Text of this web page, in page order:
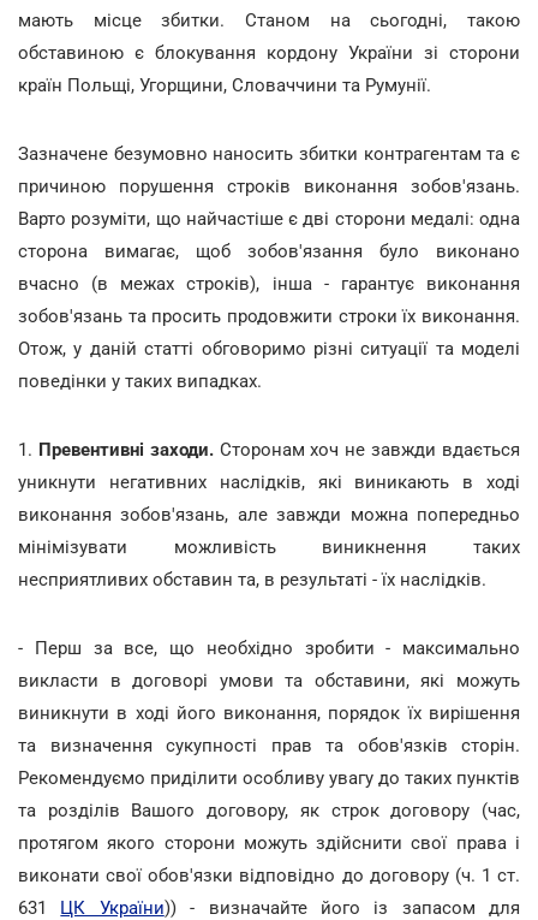
мають місце збитки. Станом на сьогодні, такою
обставиною є блокування кордону України зі сторони
країн Польщі, Угорщини, Словаччини та Румунії.
Зазначене безумовно наносить збитки контрагентам та є
причиною порушення строків виконання зобов'язань.
Варто розуміти, що найчастіше є дві сторони медалі: одна
сторона вимагає, щоб зобов'язання було виконано
вчасно (в межах строків), інша - гарантує виконання
зобов'язань та просить продовжити строки їх виконання.
Отож, у даній статті обговоримо різні ситуації та моделі
поведінки у таких випадках.
1. Превентивні заходи.Сторонам хоч не завжди вдається
уникнути негативних наслідків, які виникають в ході
виконання зобов'язань, але завжди можна попередньо
мінімізувати можливість виникнення таких
несприятливих обставин та, в результаті - їх наслідків.
- Перш за все, що необхідно зробити - максимально
викласти в договорі умови та обставини, які можуть
виникнути в ході його виконання, порядок їх вирішення
та визначення сукупності прав та обов'язків сторін.
Рекомендуємо приділити особливу увагу до таких пунктів
та розділів Вашого договору, як строк договору (час,
протягом якого сторони можуть здійснити свої права і
виконати свої обов'язки відповідно до договору (ч. 1 ст.
631 ЦК України)) - визначайте його із запасом для